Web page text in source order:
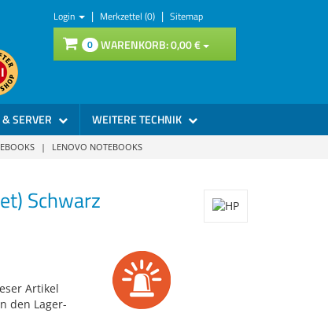
Login | Merkzettel (0) | Sitemap
0 WARENKORB:0,00€
SERVER WEITERE TECHNIK
| LENOVO NOTEBOOKS
Schwarz
Artikel
den Lager-